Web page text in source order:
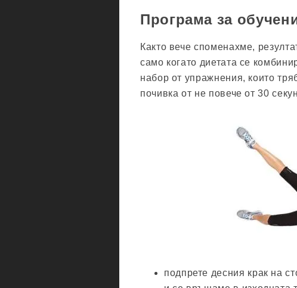
Програма за
Както вече споменахме,
само когато диетата се
набор от упражнения, които
почивка от не повече от 30
подпрете десния крак на